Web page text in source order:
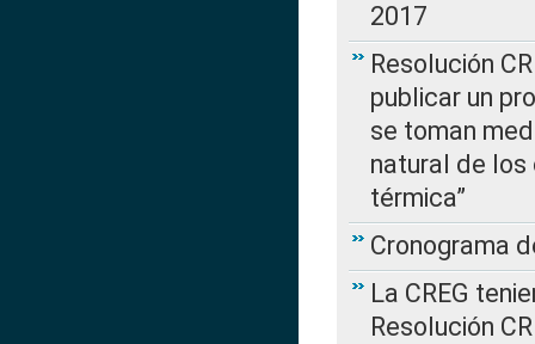
2017
Resolución
publicar un
se toman
natural de los
térmica”
Cronograma
La CREG
Resolución